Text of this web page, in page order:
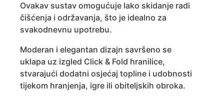
Ovakav sustav omogućuje lako skidanje radi
čišćenja i održavanja, što je idealno za
svakodnevnu upotrebu.
Moderan i elegantan dizajn savršeno se
uklapa uz izgled Click & Fold hranilice,
stvarajući dodatni osjećaj topline i udobnosti
tijekom hranjenja, igre ili obiteljskih obroka.